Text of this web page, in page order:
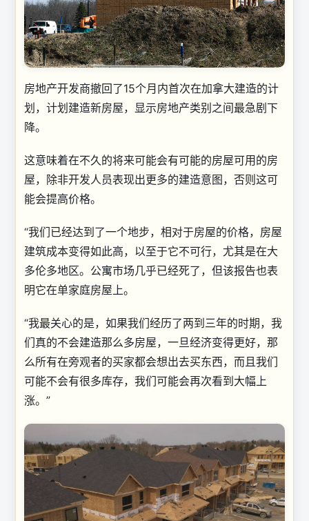
房地产开发商撤回了15个月内首次在加拿大建造的计
划，计划建造新房屋，显示房地产类别之间最急剧下
降。
这意味着在不久的将来可能会有可能的房屋可用的房
屋，除非开发人员表现出更多的建造意图，否则这可
能会提高价格。
“我们已经达到了一个地步，相对于房屋的价格，房屋
建筑成本变得如此高，以至于它不可行，尤其是在大
多伦多地区。公寓市场几乎已经死了，但该报告也表
明它在单家庭房屋上。
“我最关心的是，如果我们经历了两到三年的时期，我
们真的不会建造那么多房屋，一旦经济变得更好，那
么所有在旁观者的买家都会想出去买东西，而且我们
可能不会有很多库存，我们可能会再次看到大幅上
涨。”